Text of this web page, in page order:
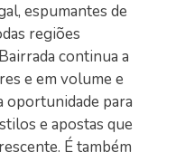
espumantes de
regiões
continua a
e em volume e
oportunidade para
e apostas que
É também